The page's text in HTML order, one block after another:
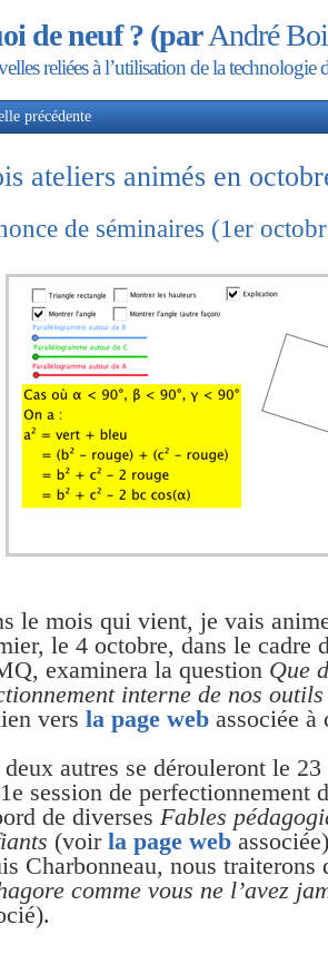
de neuf ? (parAndré
reliées à l’utilisation de la technologie
précédente
ateliers animés en
de séminaires (1er
le mois qui vient, je vais
le 4 octobre, dans le cadre
examinera la question Que
interne de nos
vers la page web associée à
autres se dérouleront le
session de perfectionnement
de diverses Fables
(voir la page web
Charbonneau, nous traiterons
comme vous ne l’avez